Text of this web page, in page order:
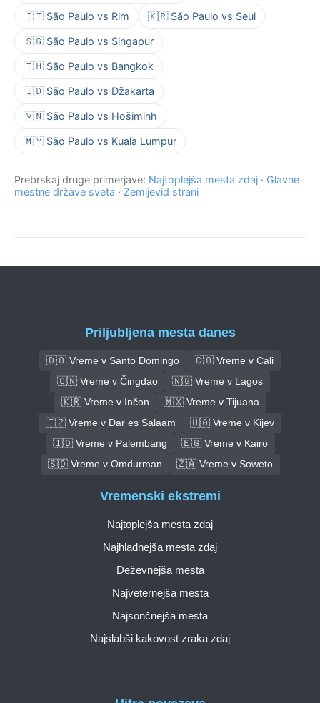
🇮🇹 São Paulo vs Rim 🇰🇷 São Paulo vs Seul
🇸🇬 São Paulo vs Singapur
🇹🇭 São Paulo vs Bangkok
🇮🇩 São Paulo vs Džakarta
🇻🇳 São Paulo vs Hošiminh
🇲🇾 São Paulo vs Kuala Lumpur
Prebrskaj druge primerjave: Najtoplejša mesta zdaj · Glavne
mestne države sveta · Zemljevid strani
Priljubljena mesta danes
🇩🇴 Vreme v Santo Domingo
🇨🇴 Vreme v Cali
🇨🇳 Vreme v Čingdao
🇳🇬 Vreme v Lagos
🇰🇷 Vreme v Inčon
🇲🇽 Vreme v Tijuana
🇹🇿 Vreme v Dar es Salaam
🇺🇦 Vreme v Kijev
🇮🇩 Vreme v Palembang
🇪🇬 Vreme v Kairo
🇸🇩 Vreme v Omdurman
🇿🇦 Vreme v Soweto
Vremenski ekstremi
Najtoplejša mesta zdaj
Najhladnejša mesta zdaj
Deževnejša mesta
Najveternejša mesta
Najsončnejša mesta
Najslabši kakovost zraka zdaj